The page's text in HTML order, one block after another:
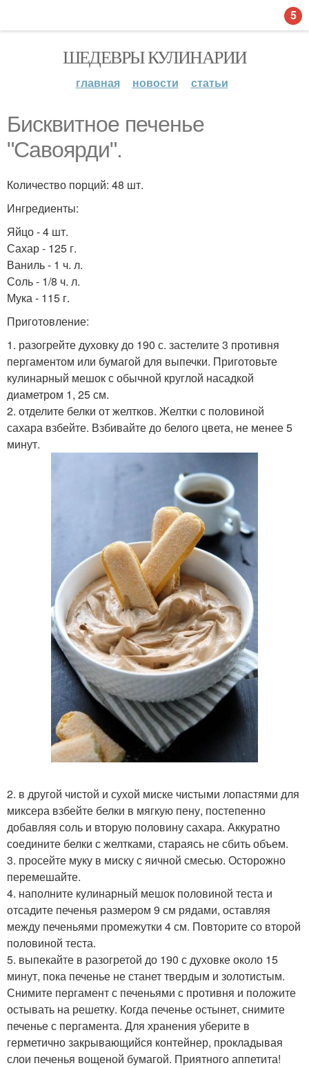
ШЕДЕВРЫ КУЛИНАРИИ
главная новости статьи
Бисквитное печенье
"Савоярди".
Количество порций: 48 шт.
Ингредиенты:
Яйцо - 4 шт.
Сахар - 125 г.
Ваниль - 1 ч. л.
Соль - 1/8 ч. л.
Мука - 115 г.
Приготовление:
1. разогрейте духовку до 190 с. застелите 3 противня
пергаментом или бумагой для выпечки. Приготовьте
кулинарный мешок с обычной круглой насадкой
диаметром 1, 25 см.
2. отделите белки от желтков. Желтки с половиной
сахара взбейте. Взбивайте до белого цвета, не менее 5
минут.
2. в другой чистой и сухой миске чистыми лопастями для
миксера взбейте белки в мягкую пену, постепенно
добавляя соль и вторую половину сахара. Аккуратно
соедините белки с желтками, стараясь не сбить объем.
3. просейте муку в миску с яичной смесью. Осторожно
перемешайте.
4. наполните кулинарный мешок половиной теста и
отсадите печенья размером 9 см рядами, оставляя
между печеньями промежутки 4 см. Повторите со второй
половиной теста.
5. выпекайте в разогретой до 190 с духовке около 15
минут, пока печенье не станет твердым и золотистым.
Снимите пергамент с печеньями с противня и положите
остывать на решетку. Когда печенье остынет, снимите
печенье с пергамента. Для хранения уберите в
герметично закрывающийся контейнер, прокладывая
слои печенья вощеной бумагой. Приятного аппетита!
5